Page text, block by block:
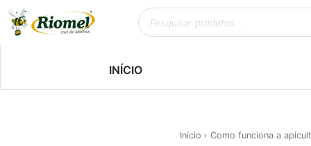
INÍCIO
Início › Como funciona a